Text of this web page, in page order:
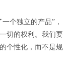
个独立的产品”，
切的权利。我们要
个性化，而不是规